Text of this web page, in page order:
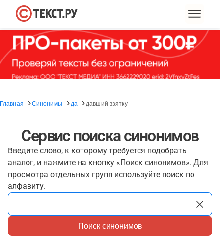
Главная Синонимы да давший взятку
Сервис поиска синонимов
Введите слово, к которому требуется подобрать
аналог, и нажмите на кнопку «Поиск синонимов». Для
просмотра отдельных групп используйте поиск по
алфавиту.
Поиск синонимов